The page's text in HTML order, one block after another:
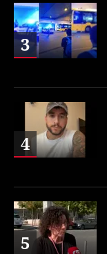
3
4
5